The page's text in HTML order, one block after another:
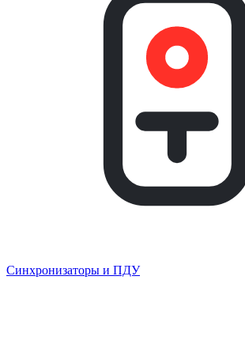
Синхронизаторы и ПДУ